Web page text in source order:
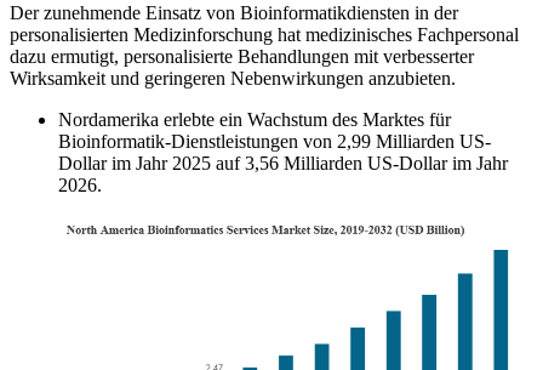
Der zunehmende Einsatz von Bioinformatikdiensten in der
personalisierten Medizinforschung hat medizinisches Fachpersonal
dazu ermutigt, personalisierte Behandlungen mit verbesserter
Wirksamkeit und geringeren Nebenwirkungen anzubieten.
Nordamerika erlebte ein Wachstum des Marktes für
Bioinformatik-Dienstleistungen von 2,99 Milliarden US-
Dollar im Jahr 2025 auf 3,56 Milliarden US-Dollar im Jahr
2026.